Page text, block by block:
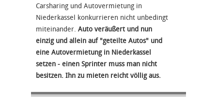
Carsharing und Autovermietung in
Niederkassel konkurrieren nicht unbedingt
miteinander. Auto veräußert und nun
einzig und allein auf "geteilte Autos" und
eine Autovermietung in Niederkassel
setzen - einen Sprinter muss man nicht
besitzen. Ihn zu mieten reicht völlig aus.